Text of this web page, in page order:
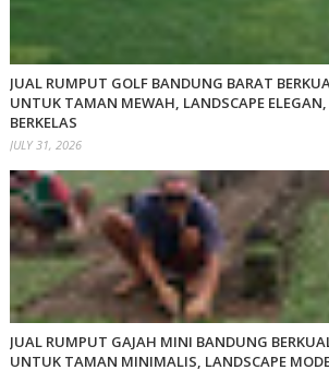
JUAL RUMPUT GOLF BANDUNG BARAT
UNTUK TAMAN MEWAH, LANDSCAPE
BERKELAS
JULY 31, 2026
JUAL RUMPUT GAJAH MINI BANDUNG
UNTUK TAMAN MINIMALIS, LANDSCAPE